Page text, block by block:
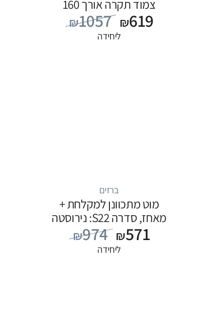
צמוד תקרה אורך 160
ס”מ, סדרה FLOW: שחור
₪1057 ₪619
ליחידה
ברזים
מוט מתכוונן למקלחת +
מאחז, סדרה S22: נירוסטה
₪974 ₪571
ליחידה